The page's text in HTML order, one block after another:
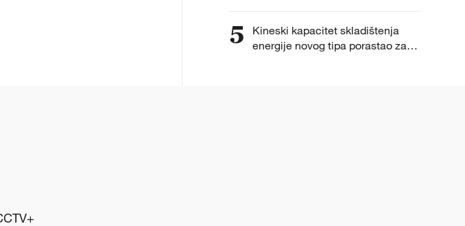
5
Kineski kapacitet skladištenja
energije novog tipa porastao za